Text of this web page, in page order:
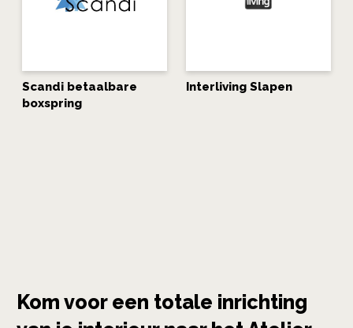
Scandi betaalbare
boxspring
Interliving Slapen
Kom voor een totale inrichting